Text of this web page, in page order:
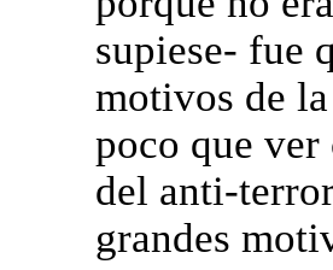
supiese- fue
motivos de
poco que ver
del anti-
grandes